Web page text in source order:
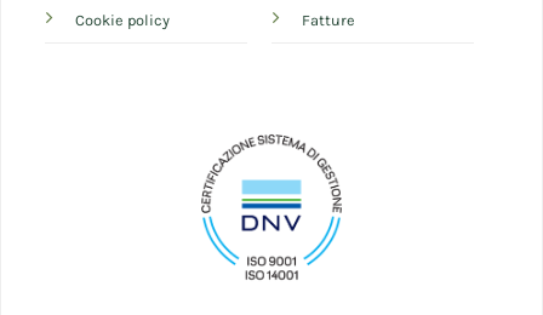
Cookie policy Fatture